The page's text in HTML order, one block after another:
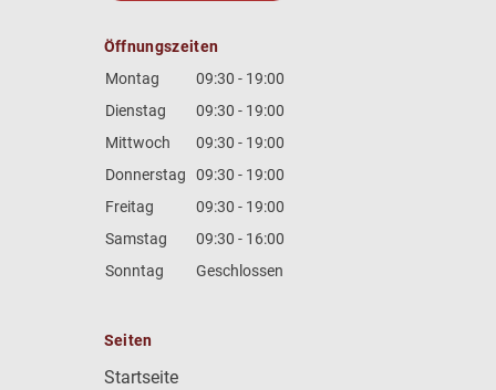
Öffnungszeiten
Montag
09:30 - 19:00
Dienstag
09:30 - 19:00
Mittwoch
09:30 - 19:00
Donnerstag
09:30 - 19:00
Freitag
09:30 - 19:00
Samstag
09:30 - 16:00
Sonntag
Geschlossen
Seiten
Startseite